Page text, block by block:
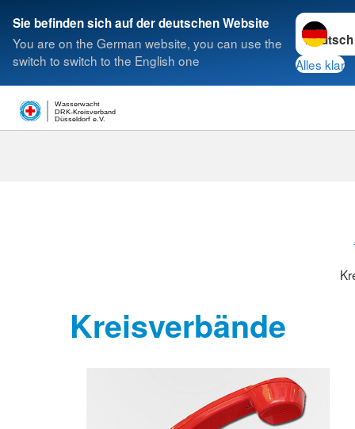
Sie befinden sich auf der deutschen Website
You are on the German website, you can use the
switch to switch to the English one
Sprache
Alles klar
Düsseldorf e.V.
DRK-Kreisverband
Wasserwacht
Suche
Kreisverbände